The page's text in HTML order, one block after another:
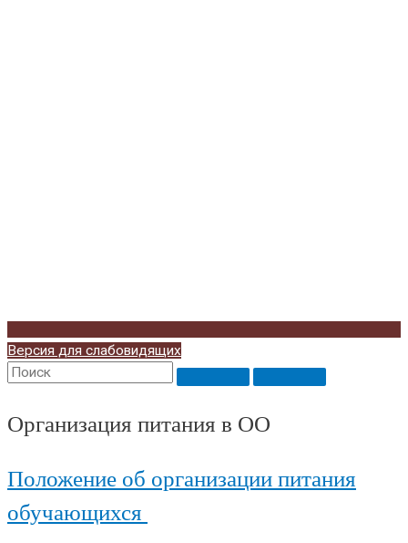
Версия для слабовидящих
Организация питания в ОО
Положение об организации питания
обучающихся